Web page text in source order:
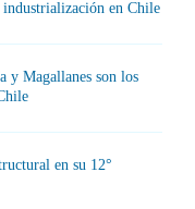
industrialización en Chile
y Magallanes son los
en su 12°